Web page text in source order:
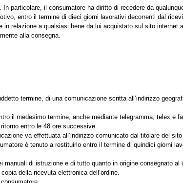
particolare, il consumatore ha diritto di recedere da
entro il termine di dieci giorni lavorativi decorrenti dal
in relazione a qualsiasi bene da lui acquistato sul sito internet
alla consegna.
termine, di una comunicazione scritta all’indirizzo
il medesimo termine, anche mediante telegramma, telex e
entro le 48 ore successive.
va effettuata all’indirizzo comunicato dal titolare del sito
è tenuto a restituirlo entro il termine di quindici giorni
manuali di istruzione e di tutto quanto in origine consegnato
della ricevuta elettronica dell’ordine.